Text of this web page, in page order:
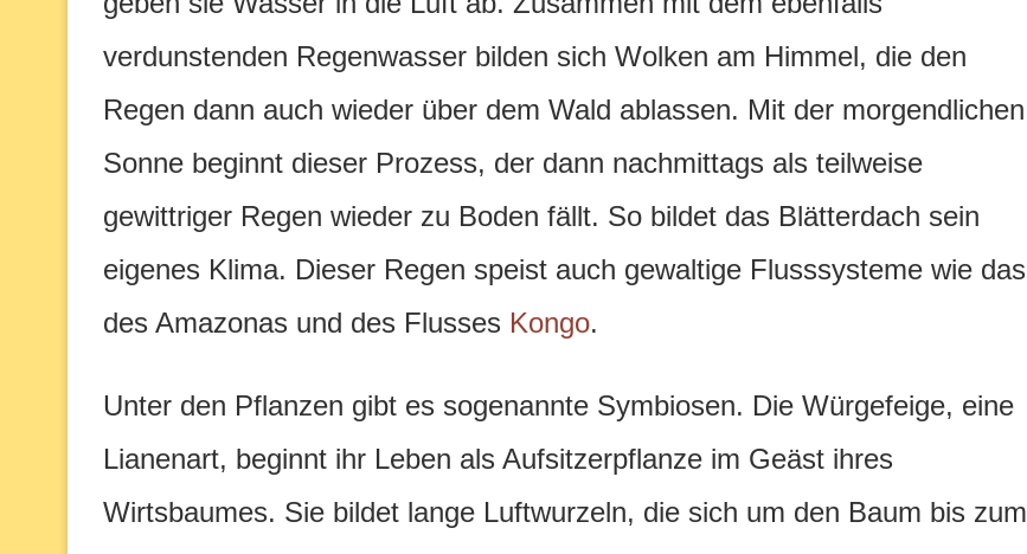
verdunstenden Regenwasser bilden sich Wolken am Himmel, die den
Regen dann auch wieder über dem Wald ablassen. Mit der morgendlichen
Sonne beginnt dieser Prozess, der dann nachmittags als teilweise
gewittriger Regen wieder zu Boden fällt. So bildet das Blätterdach sein
eigenes Klima. Dieser Regen speist auch gewaltige Flusssysteme wie das
des Amazonas und des Flusses Kongo.
Unter den Pflanzen gibt es sogenannte Symbiosen. Die Würgefeige, eine
Lianenart, beginnt ihr Leben als Aufsitzerpflanze im Geäst ihres
Wirtsbaumes. Sie bildet lange Luftwurzeln, die sich um den Baum bis zum